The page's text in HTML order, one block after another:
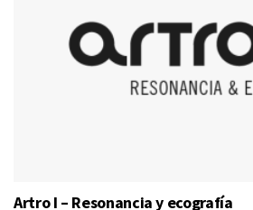
Artro I – Resonancia y ecografía